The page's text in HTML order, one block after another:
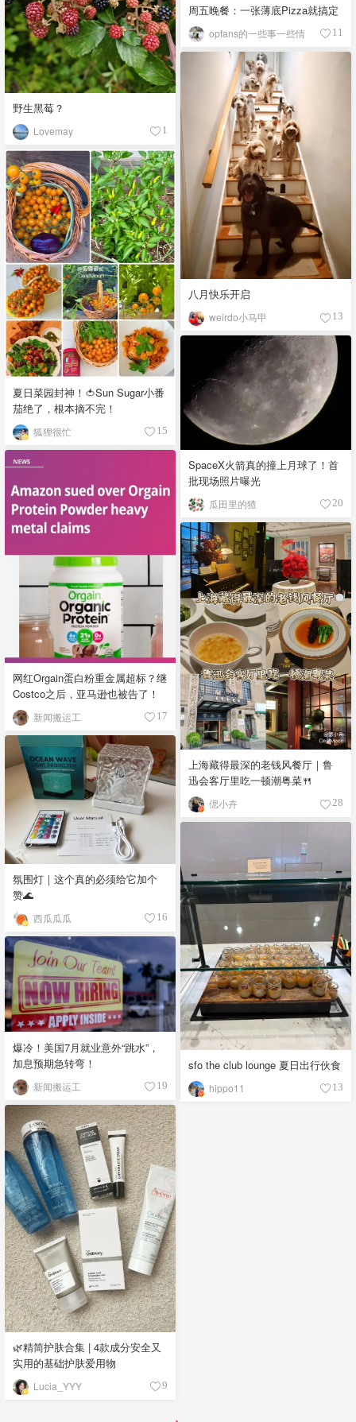
野生黑莓？
Lovemay 1
周五晚餐：一张薄底Pizza就搞定
opfans的一些事一些情 11
八月快乐开启
weirdo小马甲 13
夏日菜园封神！🍅Sun Sugar小番
茄绝了，根本摘不完！
狐狸很忙 15
SpaceX火箭真的撞上月球了！首
批现场照片曝光
瓜田里的猹 20
网红Orgain蛋白粉重金属超标？继
Costco之后，亚马逊也被告了！
新闻搬运工 17
上海藏得最深的老钱风餐厅｜鲁
迅会客厅里吃一顿潮粤菜🍴
偲小卉 28
氛围灯｜这个真的必须给它加个
赞🌊
西瓜瓜瓜 16
sfo the club lounge 夏日出行伙食
hippo11 13
爆冷！美国7月就业意外“跳水”，
加息预期急转弯！
新闻搬运工 19
🌿精简护肤合集 | 4款成分安全又
实用的基础护肤爱用物
Lucia_YYY 9